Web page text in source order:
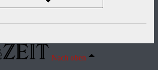
Nach oben